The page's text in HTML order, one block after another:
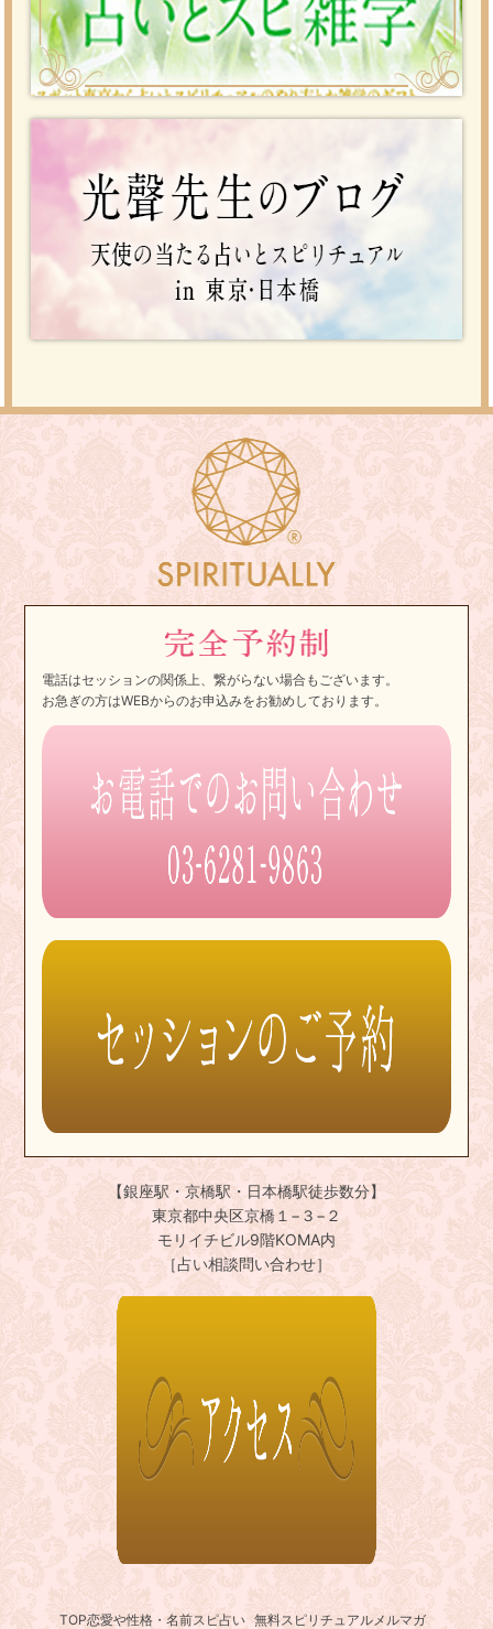
電話はセッションの関係上、繋がらない場合もございます。
お急ぎの方はWEBからのお申込みをお勧めしております。
【銀座駅・京橋駅・日本橋駅徒歩数分】
東京都中央区京橋１−３−２
モリイチビル9階KOMA内
［占い相談問い合わせ］
TOP恋愛や性格・名前スピ占い 無料スピリチュアルメルマガ